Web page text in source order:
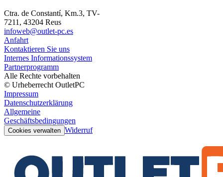
Ctra. de Constantí, Km.3, TV-
7211, 43204 Reus
infoweb@outlet-pc.es
Anfahrt
Kontaktieren Sie uns
Internes Informationssystem
Partnerprogramm
Alle Rechte vorbehalten
© Urheberrecht OutletPC
Impressum
Datenschutzerklärung
Allgemeine
Geschäftsbedingungen
Cookies verwalten Widerruf